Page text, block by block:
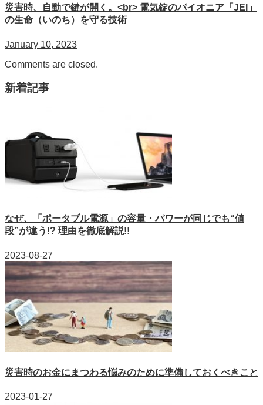
災害時、自動で鍵が開く。<br> 電気錠のパイオニア「JEI」
の生命（いのち）を守る技術
January 10, 2023
Comments are closed.
新着記事
なぜ、「ポータブル電源」の容量・パワーが同じでも“値
段”が違う!? 理由を徹底解説!!
2023-08-27
災害時のお金にまつわる悩みのために準備しておくべきこと
2023-01-27